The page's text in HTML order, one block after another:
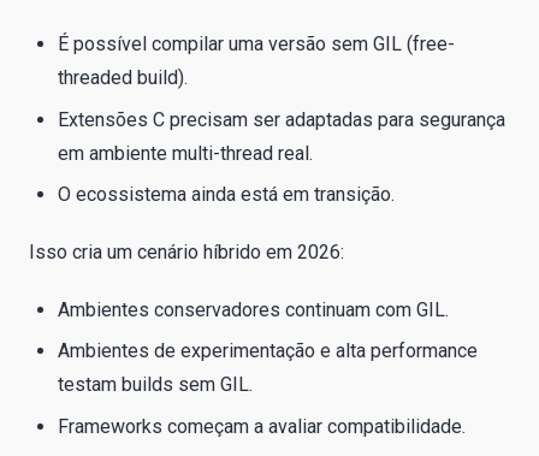
É possível compilar uma versão sem GIL (free-
threaded build).
Extensões C precisam ser adaptadas para segurança
em ambiente multi-thread real.
O ecossistema ainda está em transição.
Isso cria um cenário híbrido em 2026:
Ambientes conservadores continuam com GIL.
Ambientes de experimentação e alta performance
testam builds sem GIL.
Frameworks começam a avaliar compatibilidade.